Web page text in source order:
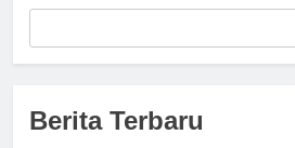
Berita Terbaru